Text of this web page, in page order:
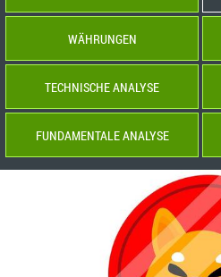
WÄHRUNGEN
TECHNISCHE ANALYSE
FUNDAMENTALE ANALYSE